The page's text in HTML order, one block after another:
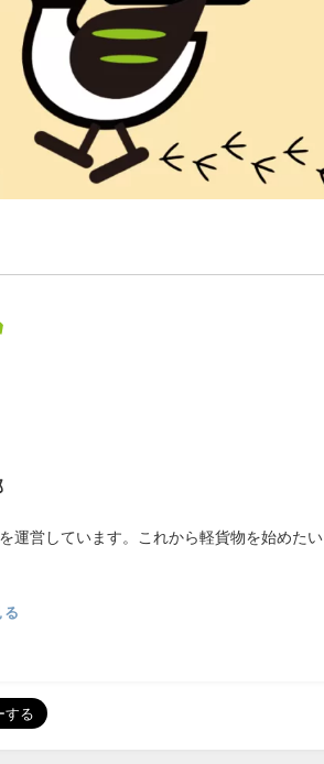
運営しています。これから軽貨物を始めたい